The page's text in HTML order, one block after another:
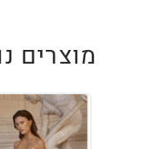
מוצרים